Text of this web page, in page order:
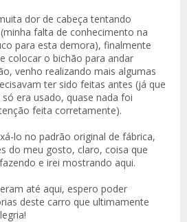
dor de cabeça tentando
falta de conhecimento na
para esta demora), finalmente
colocar o bichão para andar
venho realizando mais algumas
ter sido feitas antes (já que
era usado, quase nada foi
feita corretamente).
lo no padrão original de fábrica,
do meu gosto, claro, coisa que
e irei mostrando aqui.
até aqui, espero poder
deste carro que ultimamente